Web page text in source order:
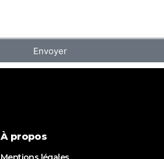
Envoyer
À propos